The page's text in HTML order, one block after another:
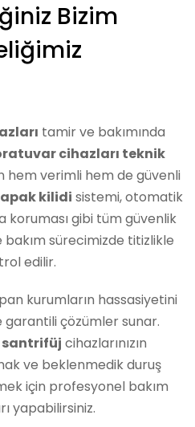
Bizim
tamir ve bakımında
cihazları teknik
hem verimli hem de güvenli
kilidi sistemi, otomatik
koruması gibi tüm güvenlik
bakım sürecimizde titizlikle
edilir.
kurumların hassasiyetini
garantili çözümler sunar.
santrifüj cihazlarınızın
ve beklenmedik duruş
için profesyonel bakım
yapabilirsiniz.